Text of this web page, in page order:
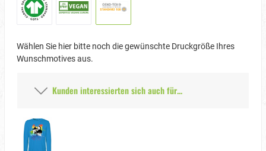
Wählen Sie hier bitte noch die gewünschte Druckgröße Ihres
Wunschmotives aus.
Kunden interessierten sich auch für...